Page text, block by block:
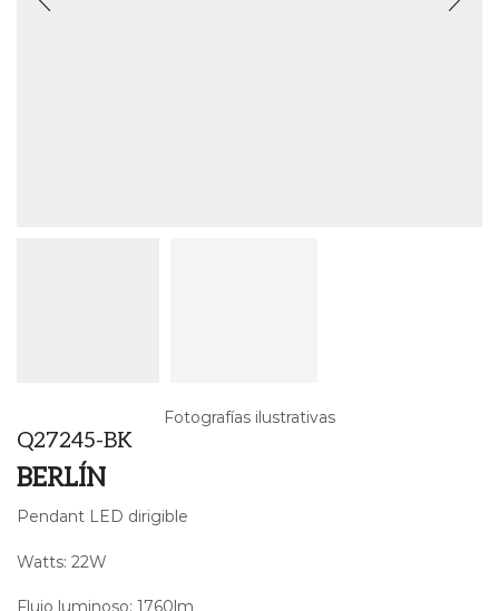
Fotografías ilustrativas
Q27245-BK
BERLÍN
Pendant LED dirigible
Watts: 22W
Flujo luminoso: 1760lm